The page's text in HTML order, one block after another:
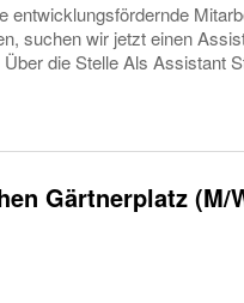
entwicklungsfördernde
suchen wir jetzt einen
die Stelle Als Assistant
Gärtnerplatz (M/